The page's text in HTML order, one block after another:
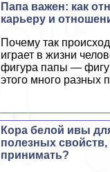
Папа важен: как
карьеру и
Почему так
играет в жизни
фигура папы —
этого много разных
Кора белой ивы
полезных свойств,
принимать?